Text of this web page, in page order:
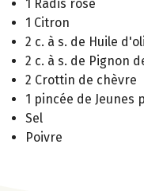
1 Radis rose
1 Citron
2 c. à s. de Huile
2 c. à s. de Pignon
2 Crottin de chèvre
1 pincée de Jeunes
Sel
Poivre